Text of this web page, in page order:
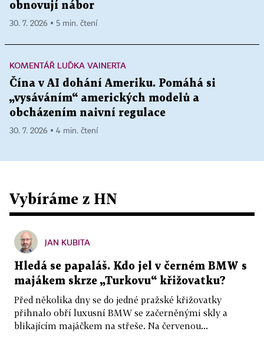
obnovují nábor
30. 7. 2026 ▪ 5 min. čtení
KOMENTÁŘ LUĎKA VAINERTA
Čína v AI dohání Ameriku. Pomáhá si
„vysáváním“ amerických modelů a
obcházením naivní regulace
30. 7. 2026 ▪ 4 min. čtení
Vybíráme z HN
JAN KUBITA
Hledá se papaláš. Kdo jel v černém BMW s
majákem skrze „Turkovu“ křižovatku?
Před několika dny se do jedné pražské křižovatky
přihnalo obří luxusní BMW se začerněnými skly a
blikajícím majáčkem na střeše. Na červenou...